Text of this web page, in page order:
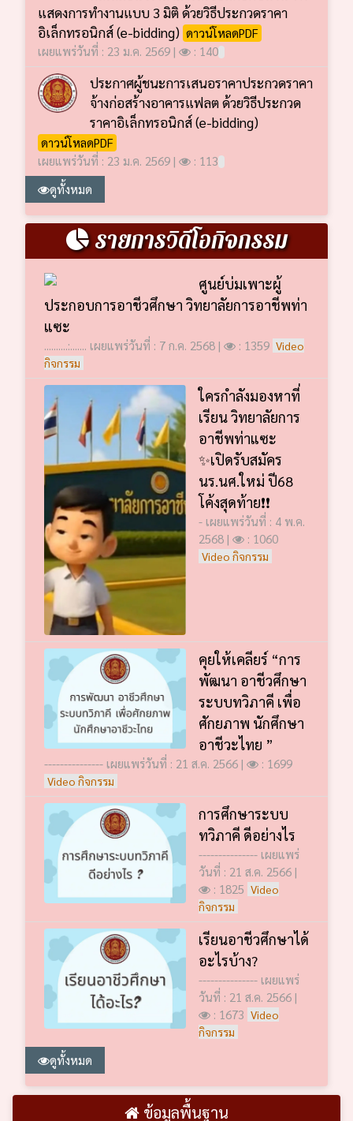
แสดงการทำงานแบบ 3 มิติ ด้วยวิธีประกวดราคา
อิเล็กทรอนิกส์ (e-bidding) ดาวน์โหลดPDF
เผยแพร่วันที่ : 23 ม.ค. 2569 |
: 140
ประกาศผู้ชนะการเสนอราคาประกวดราคา
จ้างก่อสร้างอาคารแฟลต ด้วยวิธีประกวด
ราคาอิเล็กทรอนิกส์ (e-bidding)
ดาวน์โหลดPDF
เผยแพร่วันที่ : 23 ม.ค. 2569 |
: 113
ดูทั้งหมด
รายการวิดีโอกิจกรรม
ศูนย์บ่มเพาะผู้
ประกอบการอาชีวศึกษา วิทยาลัยการอาชีพท่า
แซะ
..........:....... เผยแพร่วันที่ : 7 ก.ค. 2568 | : 1359 Video
กิจกรรม
ใครกำลังมองหาที่
เรียน วิทยาลัยการ
อาชีพท่าแซะ
✨เปิดรับสมัคร
นร.นศ.ใหม่ ปี68
โค้งสุดท้าย❗️❗️
- เผยแพร่วันที่ : 4 พ.ค.
2568 |
: 1060
Video กิจกรรม
คุยให้เคลียร์ “การ
พัฒนา อาชีวศึกษา
ระบบทวิภาคี เพื่อ
ศักยภาพ นักศึกษา
อาชีวะไทย ”
--------------- เผยแพร่วันที่ : 21 ส.ค. 2566 | : 1699
Video กิจกรรม
การศึกษาระบบ
ทวิภาคี ดีอย่างไร
--------------- เผยแพร่
วันที่ : 21 ส.ค. 2566 |
: 1825 Video
กิจกรรม
เรียนอาชีวศึกษาได้
อะไรบ้าง?
--------------- เผยแพร่
วันที่ : 21 ส.ค. 2566 |
: 1673 Video
กิจกรรม
ดูทั้งหมด
ข้อมูลพื้นฐาน